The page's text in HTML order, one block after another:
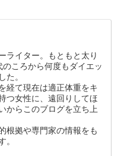
ライター。もともと太り
ころから何度もダイエッ
た。
経て現在は適正体重をキ
つ女性に、遠回りしてほ
からこのブログを立ち上
根拠や専門家の情報をも
。